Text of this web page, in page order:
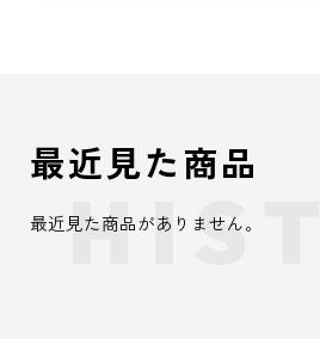
最近見た商品
最近見た商品がありません。